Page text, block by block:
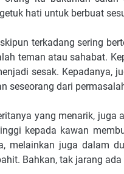
hati untuk berbuat
terkadang sering
teman atau sahabat.
sesak. Kepadanya,
seseorang dari
yang menarik, juga
kepada kawan
melainkan juga dalam
Bahkan, tak jarang